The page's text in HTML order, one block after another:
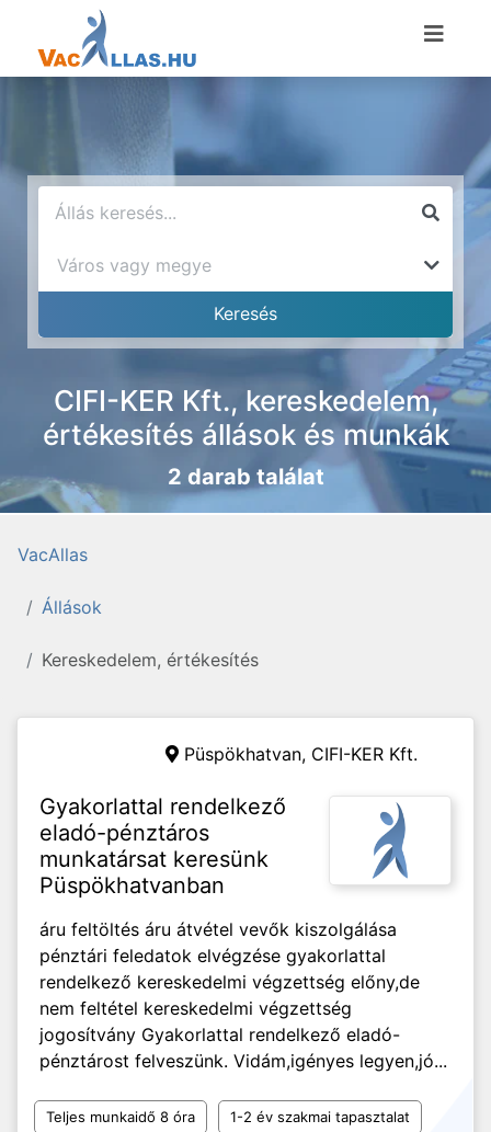
CIFI-KER Kft., kereskedelem,
értékesítés állások és munkák
2 darab találat
VacAllas
Állások
Kereskedelem, értékesítés
Püspökhatvan, CIFI-KER Kft.
Gyakorlattal rendelkező
eladó-pénztáros
munkatársat keresünk
Püspökhatvanban
áru feltöltés áru átvétel vevők kiszolgálása
pénztári feledatok elvégzése gyakorlattal
rendelkező kereskedelmi végzettség előny,de
nem feltétel kereskedelmi végzettség
jogosítvány Gyakorlattal rendelkező eladó-
pénztárost felveszünk. Vidám,igényes legyen,jó...
Teljes munkaidő 8 óra 1-2 év szakmai tapasztalat